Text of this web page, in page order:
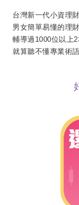
台灣新一代小資理
男女簡單易懂的理
輔導過1000位以上
就算聽不懂專業術